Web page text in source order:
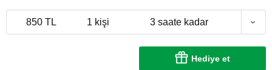
850 TL 1 kişi 3 saate kadar
Hediye et